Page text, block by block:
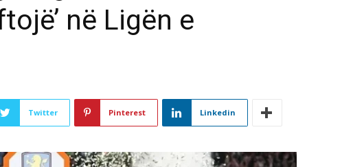
në Ligën e
Twitter Pinterest Linkedin